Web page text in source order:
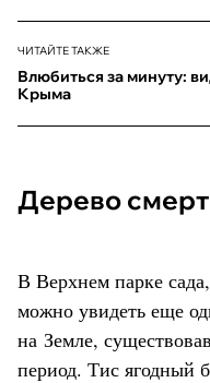
ЧИТАЙТЕ ТАКЖЕ
Влюбиться за минуту:
Крыма
Дерево
В Верхнем парке
можно увидеть еще
на Земле,
период. Тис ягодный